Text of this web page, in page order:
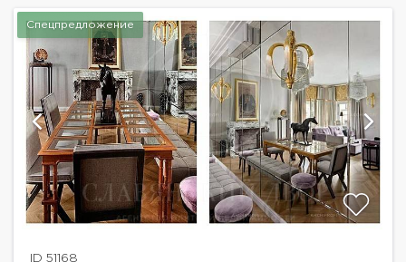
Спецпредложение
ID 51168